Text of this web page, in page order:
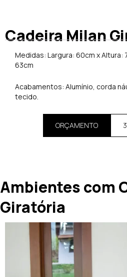
Cadeira Milan
Medidas: Largura: 60cm x Altura:
63cm
Acabamentos: Alumínio, corda
tecido.
ORÇAMENTO
Ambientes com
Giratória